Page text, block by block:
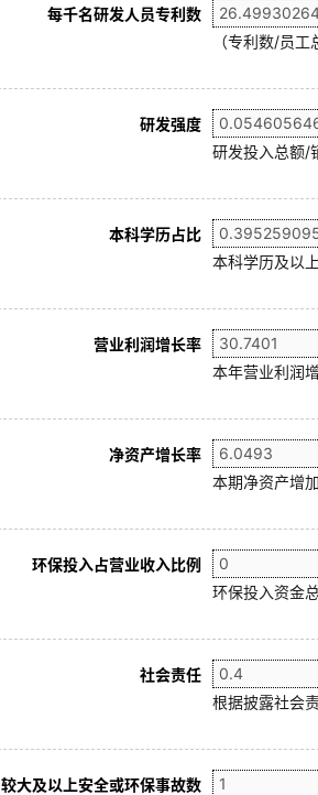
每千名研发人员专利数
（专利数/员
研发强度
研发投入总额/
本科学历占比
本科学历及以
营业利润增长率
本年营业利润
净资产增长率
本期净资产增
环保投入占营业收入比例
环保投入资金
社会责任
根据披露社会
较大及以上安全或环保事故数